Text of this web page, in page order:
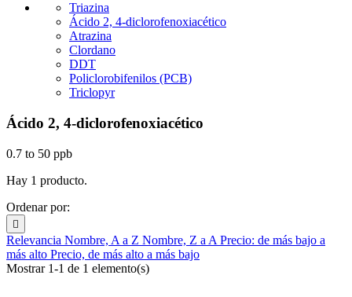
Triazina
Ácido 2, 4-diclorofenoxiacético
Atrazina
Clordano
DDT
Policlorobifenilos (PCB)
Triclopyr
Ácido 2, 4-diclorofenoxiacético
0.7 to 50 ppb
Hay 1 producto.
Ordenar por:

Relevancia Nombre, A a Z Nombre, Z a A Precio: de más bajo a
más alto Precio, de más alto a más bajo
Mostrar 1-1 de 1 elemento(s)